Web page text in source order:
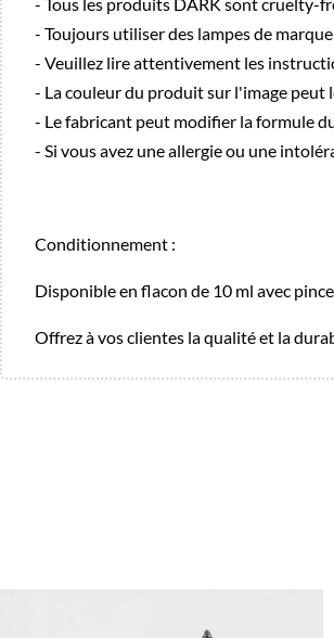
- Toujours utiliser des lampes de
- Veuillez lire attentivement les
- La couleur du produit sur l'image peut
- Le fabricant peut modifier la formule
- Si vous avez une allergie ou une
Conditionnement :
Disponible en flacon de 10 ml avec
Offrez à vos clientes la qualité et la